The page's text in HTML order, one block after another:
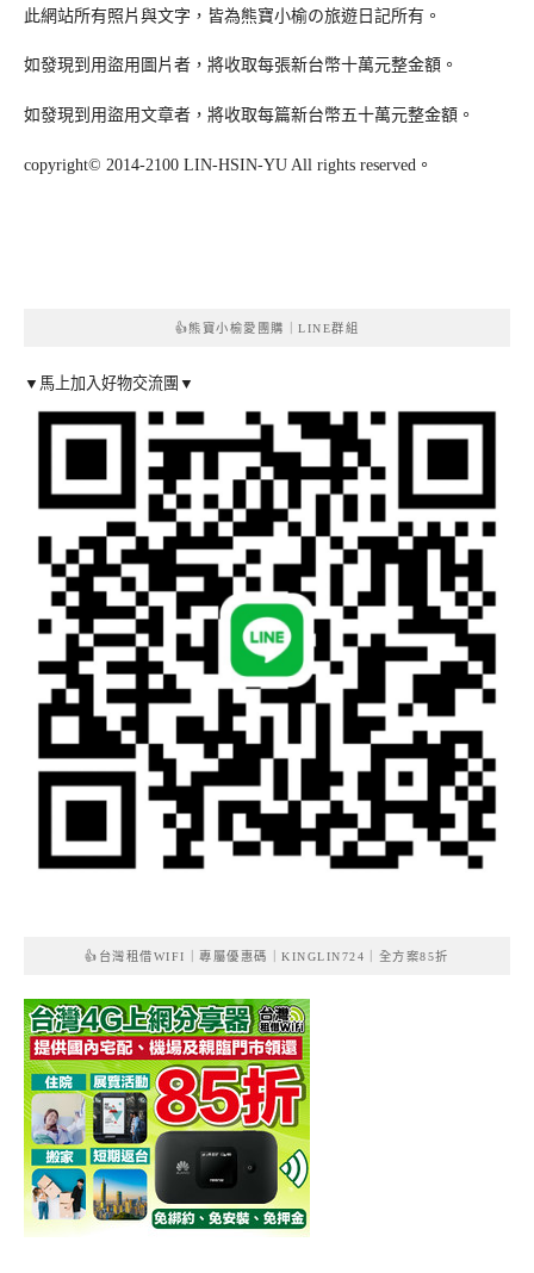
此網站所有照片與文字，皆為熊寶小榆の旅遊日記所有。
如發現到用盜用圖片者，將收取每張新台幣十萬元整金額。
如發現到用盜用文章者，將收取每篇新台幣五十萬元整金額。
copyright© 2014-2100 LIN-HSIN-YU All rights reserved。
👍熊寶小榆愛團購｜LINE群組
▼馬上加入好物交流團▼
👍台灣租借WIFI｜專屬優惠碼｜KINGLIN724｜全方案85折